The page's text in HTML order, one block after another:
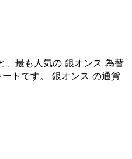
、最も人気の 銀オンス 為替
トです。 銀オンス の通貨